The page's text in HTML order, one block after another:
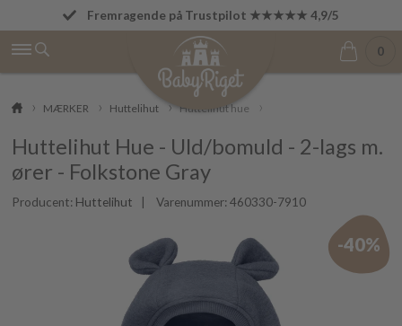
Fri fragt fra 499 kr.
Fremragende på Trustpilot ★★★★★ 4,9/5
0
MÆRKER Huttelihut Huttelihut hue
Huttelihut Hue - Uld/bomuld - 2-lags m.
ører - Folkstone Gray
Producent: Huttelihut | Varenummer: 460330-7910
-40%